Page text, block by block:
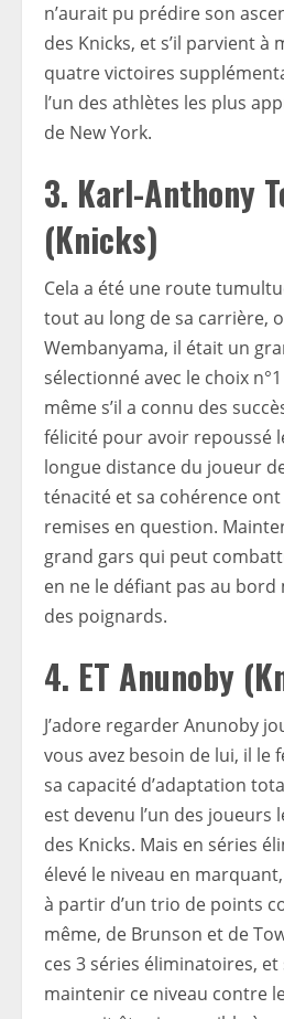
n’aurait pu prédire son
des Knicks, et s’il parvient à
quatre victoires
l’un des athlètes les plus
de New York.
3. Karl-Anthony
(Knicks)
Cela a été une route
tout au long de sa carrière,
Wembanyama, il était un
sélectionné avec le choix
même s’il a connu des
félicité pour avoir repoussé
longue distance du joueur
ténacité et sa cohérence
remises en question.
grand gars qui peut
en ne le défiant pas au
des poignards.
4. ET Anunoby
J’adore regarder Anunoby
vous avez besoin de lui, il le
sa capacité d’adaptation
est devenu l’un des
des Knicks. Mais en séries
élevé le niveau en
à partir d’un trio de points
même, de Brunson et de
ces 3 séries éliminatoires, et
maintenir ce niveau contre